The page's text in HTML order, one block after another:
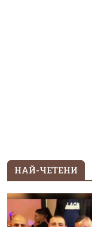
НАЙ-ЧЕТЕНИ